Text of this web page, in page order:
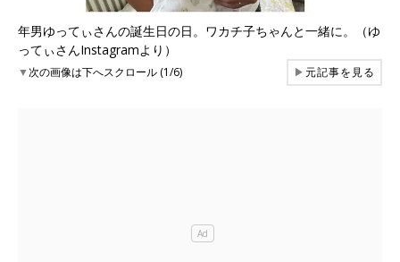
年男ゆってぃさんの誕生日の日。ワカチ子ちゃんと一緒に。（ゆ
ってぃさんInstagramより）
▼次の画像は下へスクロール (1/6) ▶元記事を見る